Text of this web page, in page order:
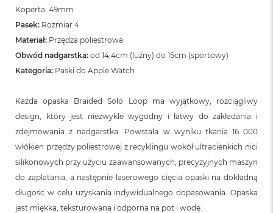
Koperta: 49mm
Pasek: Rozmiar 4
Materiał: Przędza poliestrowa
Obwód nadgarstka: od 14,4cm (luźny) do 15cm (sportowy)
Kategoria: Paski do Apple Watch
Każda opaska Braided Solo Loop ma wyjątkowy, rozciągliwy
design, który jest niezwykle wygodny i łatwy do zakładania i
zdejmowania z nadgarstka. Powstała w wyniku tkania 16 000
włókien przędzy poliestrowej z recyklingu wokół ultracienkich nici
silikonowych przy użyciu zaawansowanych, precyzyjnych maszyn
do zaplatania, a następnie laserowego cięcia opaski na dokładną
długość w celu uzyskania indywidualnego dopasowania. Opaska
jest miękka, teksturowana i odporna na pot i wodę.